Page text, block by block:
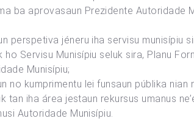
ba aprovasaun Prezidente Autoridade
perspetiva jéneru iha servisu munisípiu
ho Servisu Munisípiu seluk sira, Planu
Munisípiu;
no kumprimentu lei funsaun públika
tan iha área jestaun rekursus umanus
Autoridade Munisípiu.